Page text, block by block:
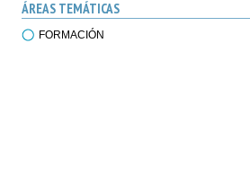
ÁREAS TEMÁTICAS
FORMACIÓN